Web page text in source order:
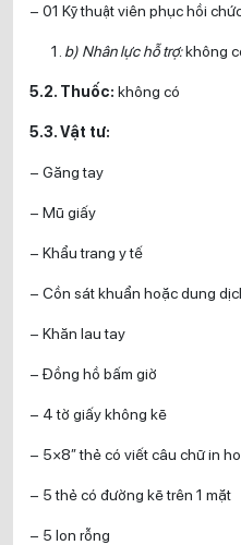
– 01 Kỹ thuật viên phục hồi
b) Nhân lực hỗ trợ:không
5.2. Thuốc: không có
5.3. Vật tư:
– Găng tay
– Mũ giấy
– Khẩu trang y tế
– Cồn sát khuẩn hoặc dung
– Khăn lau tay
– Đồng hồ bấm giờ
– 4 tờ giấy không kẽ
– 5×8” thẻ có viết câu chữ in
– 5 thẻ có đường kẽ trên 1 mặt
– 5 lon rỗng